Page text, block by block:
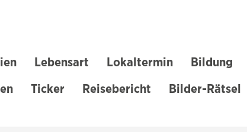
Lebensart Lokaltermin Bildung
Ticker Reisebericht Bilder-Rätsel